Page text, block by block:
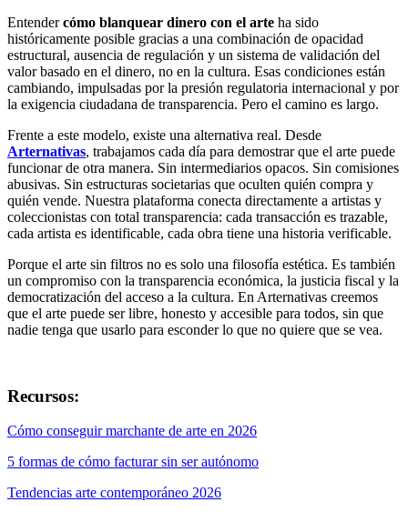
Entendercómo blanquear dinero con el arte ha sido
históricamente posible gracias a una combinación de opacidad
estructural, ausencia de regulación y un sistema de validación del
valor basado en el dinero, no en la cultura. Esas condiciones están
cambiando, impulsadas por la presión regulatoria internacional y por
la exigencia ciudadana de transparencia. Pero el camino es largo.
Frente a este modelo, existe una alternativa real. Desde
Arternativas, trabajamos cada día para demostrar que el arte puede
funcionar de otra manera. Sin intermediarios opacos. Sin comisiones
abusivas. Sin estructuras societarias que oculten quién compra y
quién vende. Nuestra plataforma conecta directamente a artistas y
coleccionistas con total transparencia: cada transacción es trazable,
cada artista es identificable, cada obra tiene una historia verificable.
Porque el arte sin filtros no es solo una filosofía estética. Es también
un compromiso con la transparencia económica, la justicia fiscal y la
democratización del acceso a la cultura. En Arternativas creemos
que el arte puede ser libre, honesto y accesible para todos, sin que
nadie tenga que usarlo para esconder lo que no quiere que se vea.
Recursos:
Cómo conseguir marchante de arte en 2026
5 formas de cómo facturar sin ser autónomo
Tendencias arte contemporáneo 2026